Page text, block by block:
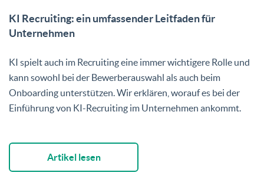
KI Recruiting: ein umfassender Leitfaden für
Unternehmen
KI spielt auch im Recruiting eine immer wichtigere Rolle und
kann sowohl bei der Bewerberauswahl als auch beim
Onboarding unterstützen. Wir erklären, worauf es bei der
Einführung von KI-Recruiting im Unternehmen ankommt.
Artikel lesen